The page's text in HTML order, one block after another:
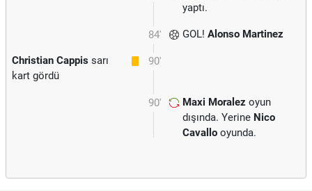
yaptı.
84' GOL! Alonso Martinez
90'
Christian Cappis sarı
kart gördü
90' Maxi Moralez oyun
dışında. Yerine Nico
Cavallo oyunda.